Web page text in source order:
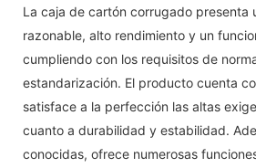
La caja de cartón corrugado presenta
razonable, alto rendimiento y un
cumpliendo con los requisitos de
estandarización. El producto cuenta
satisface a la perfección las altas
cuanto a durabilidad y estabilidad.
conocidas, ofrece numerosas